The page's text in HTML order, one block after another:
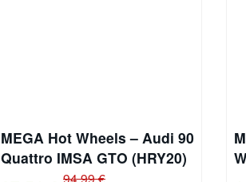
MEGA Hot Wheels – Audi 90
Quattro IMSA GTO (HRY20)
🏁🔥
94,99 €